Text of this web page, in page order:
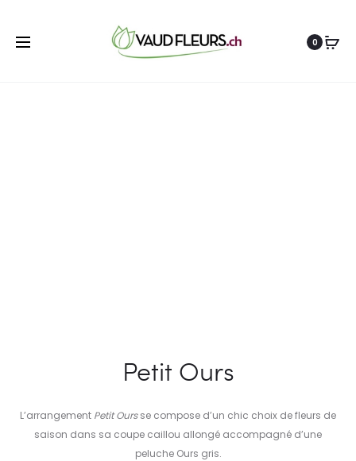
0
Petit Ours
L’arrangement Petit Oursse compose d’un chic choix de fleurs de
saison dans sa coupe caillou allongé accompagné d’une
peluche Ours gris.